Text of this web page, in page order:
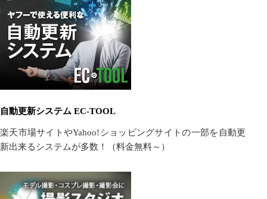
自動更新システム EC-TOOL
楽天市場サイトやYahoo!ショッピングサイトの一部を自動更
新出来るシステムが多数！（料金無料～）